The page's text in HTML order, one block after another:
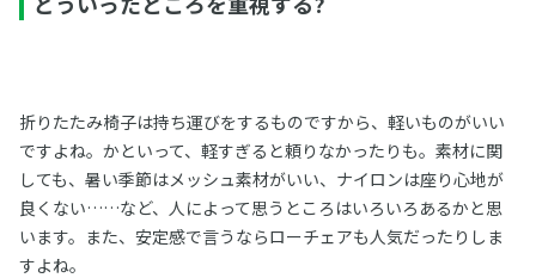
折りたたみ椅子は持ち運びをするものですから、軽いものがいい
ですよね。かといって、軽すぎると頼りなかったりも。素材に関
しても、暑い季節はメッシュ素材がいい、ナイロンは座り心地が
良くない……など、人によって思うところはいろいろあるかと思
います。また、安定感で言うならローチェアも人気だったりしま
すよね。